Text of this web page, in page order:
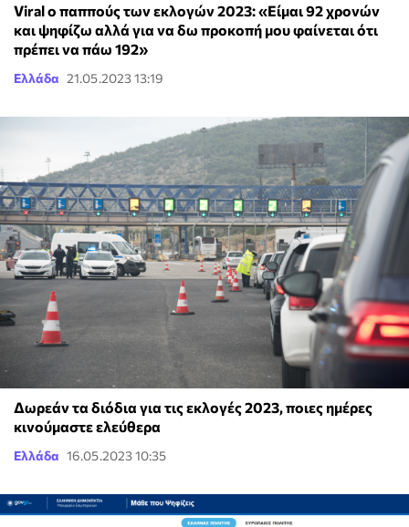
Viral ο παππούς των εκλογών 2023: «Είμαι 92 χρονών
και ψηφίζω αλλά για να δω προκοπή μου φαίνεται ότι
πρέπει να πάω 192»
Ελλάδα 21.05.2023 13:19
Δωρεάν τα διόδια για τις εκλογές 2023, ποιες ημέρες
κινούμαστε ελεύθερα
Ελλάδα 16.05.2023 10:35